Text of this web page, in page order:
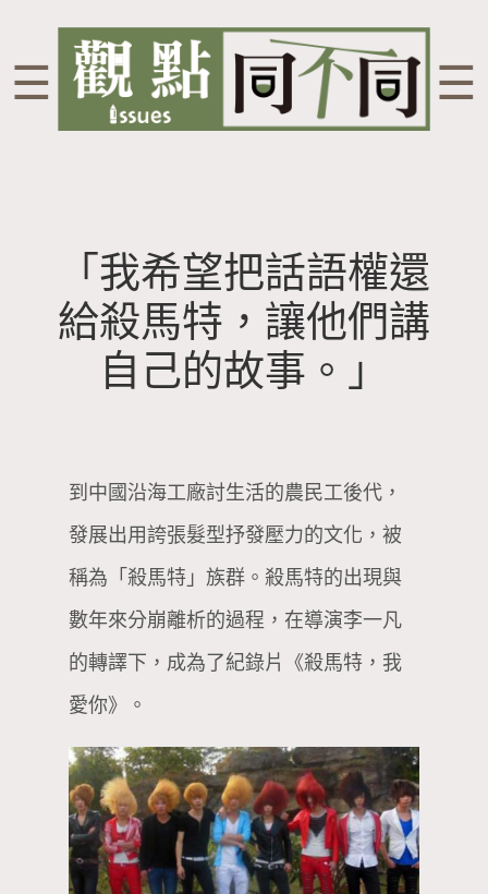
☰ ☰
「我希望把話語權還
給殺馬特，讓他們講
自己的故事。」
到中國沿海工廠討生活的農民工後代，
發展出用誇張髮型抒發壓力的文化，被
稱為「殺馬特」族群。殺馬特的出現與
數年來分崩離析的過程，在導演李一凡
的轉譯下，成為了紀錄片《殺馬特，我
愛你》。